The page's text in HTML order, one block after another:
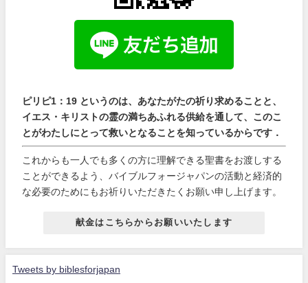
ピリピ1：19 というのは、あなたがたの祈り求めることと、
イエス・キリストの霊の満ちあふれる供給を通して、このこ
とがわたしにとって救いとなることを知っているからです．
これからも一人でも多くの方に理解できる聖書をお渡しする
ことができるよう、バイブルフォージャパンの活動と経済的
な必要のためにもお祈りいただきたくお願い申し上げます。
献金はこちらからお願いいたします
Tweets by biblesforjapan